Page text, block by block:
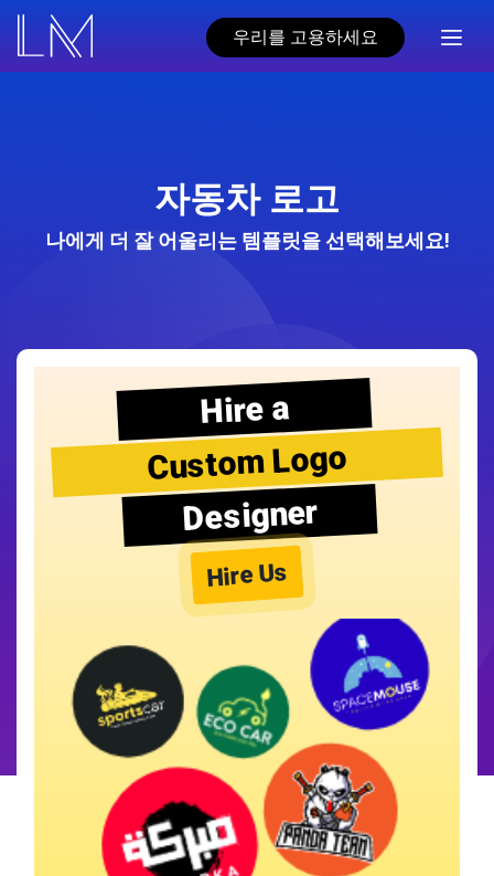
우리를 고용하세요
자동차 로고
나에게 더 잘 어울리는 템플릿을 선택해보세요!
Hire a
Custom Logo
Designer
Hire Us